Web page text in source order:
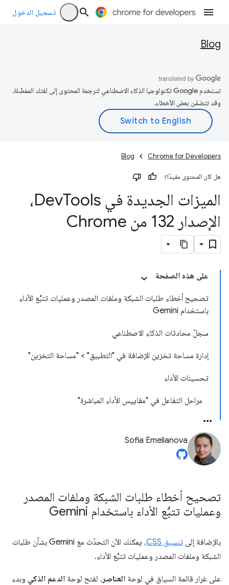
تسجيل الدخول
Blog
تستخدم Google تكنولوجيا الذكاء الاصطناعي لترجمة المحتوى إلى لغتك المفضّلة،
وقد تتضمّن بعض الأخطاء.
Chrome for Developers
Blog
هل كان المحتوى مفيدًا؟
الميزات الجديدة في Dev
Tools،
الإصدار 132 من Chrome
على هذه الصفحة
تصحيح أخطاء طلبات الشبكة وملفات المصدر وعمليات تتبُّع الأداء
باستخدام Gemini
سجلّ محادثات الذكاء الاصطناعي
إدارة مساحة تخزين الإضافة في "التطبيق" > "مساحة التخزين"
تحسينات الأداء
مراحل التفاعل في "مقاييس الأداء المباشرة"
Sofia Emelianova
تصحيح أخطاء طلبات الشبكة وملفات المصدر
وعمليات تتبُّع الأداء باستخدام Gemini
بالإضافة إلى تنسيق CSS
، يمكنك الآن التحدّث مع Gemini بشأن طلبات
الشبكة وملفات المصدر وعمليات تتبُّع الأداء.
على غرار قائمة السياق في لوحة العناصر ، لفتح لوحة الدعم الذكي وبدء